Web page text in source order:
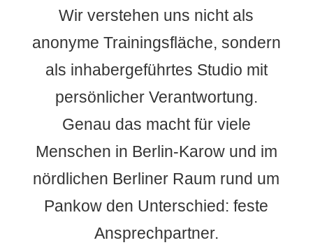
Wir verstehen uns nicht als
anonyme Trainingsfläche, sondern
als inhabergeführtes Studio mit
persönlicher Verantwortung.
Genau das macht für viele
Menschen in Berlin-Karow und im
nördlichen Berliner Raum rund um
Pankow den Unterschied: feste
Ansprechpartner.